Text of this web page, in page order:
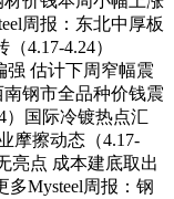
周报：东北中厚板
4.17-4.24）
强 估计下周窄幅震
南钢市全品种价钱震
）国际冷镀热点汇
摩擦动态（4.17-
亮点 成本建底取出
Mysteel周报：钢